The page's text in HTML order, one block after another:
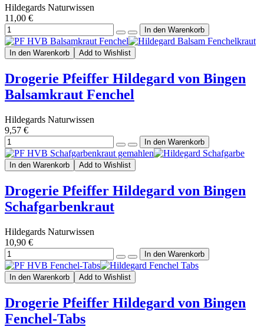
Hildegards Naturwissen
11,00 €
In den Warenkorb Add to Wishlist
Drogerie Pfeiffer Hildegard von Bingen
Balsamkraut Fenchel
Hildegards Naturwissen
9,57 €
In den Warenkorb Add to Wishlist
Drogerie Pfeiffer Hildegard von Bingen
Schafgarbenkraut
Hildegards Naturwissen
10,90 €
In den Warenkorb Add to Wishlist
Drogerie Pfeiffer Hildegard von Bingen
Fenchel-Tabs